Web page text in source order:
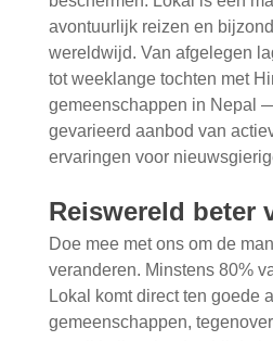
avontuurlijk reizen en
wereldwijd. Van afgelegen
tot weeklange tochten met
gemeenschappen in Nepal
gevarieerd aanbod van
ervaringen voor
Reiswereld beter
Doe mee met ons om de
veranderen. Minstens 80%
Lokal komt direct ten goede
gemeenschappen,